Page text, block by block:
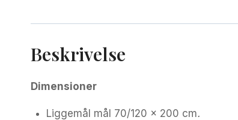
Beskrivelse
Dimensioner
Liggemål mål 70/120 x 200 cm.